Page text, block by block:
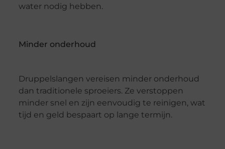
water nodig hebben.
Minder onderhoud
Druppelslangen vereisen minder onderhoud
dan traditionele sproeiers. Ze verstoppen
minder snel en zijn eenvoudig te reinigen, wat
tijd en geld bespaart op lange termijn.